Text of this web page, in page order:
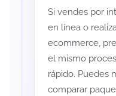
Si vendes por
en línea o
ecommerce,
el mismo
rápido. Puedes
comparar